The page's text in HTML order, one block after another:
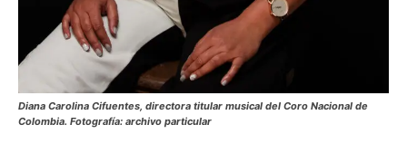
Diana Carolina Cifuentes, directora titular musical del Coro Nacional de
Colombia. Fotografía: archivo particular